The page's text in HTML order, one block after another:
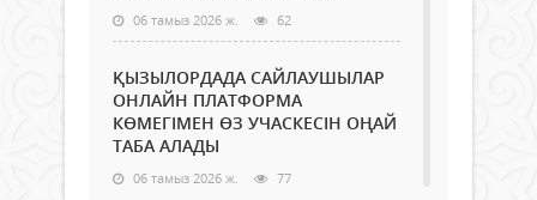
06 тамыз 2026 ж. 62
ҚЫЗЫЛОРДАДА САЙЛАУШЫЛАР
ОНЛАЙН ПЛАТФОРМА
КӨМЕГІМЕН ӨЗ УЧАСКЕСІН ОҢАЙ
ТАБА АЛАДЫ
06 тамыз 2026 ж. 77